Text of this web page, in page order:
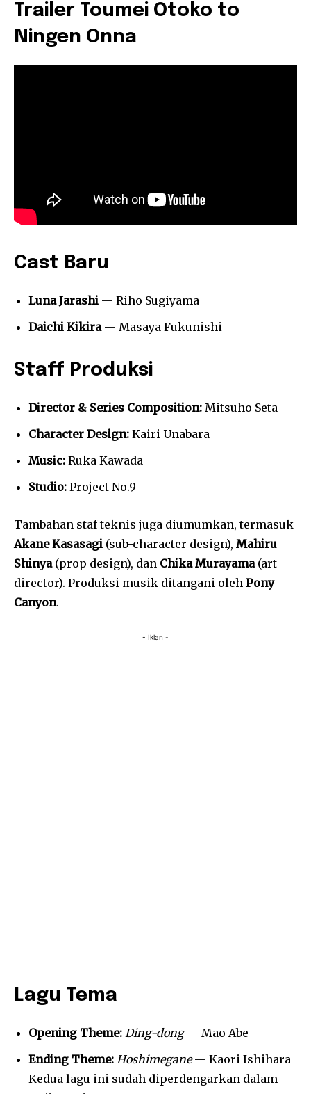
Trailer Toumei Otoko to
Ningen Onna
Cast Baru
Luna Jarashi — Riho Sugiyama
Daichi Kikira— Masaya Fukunishi
Staff Produksi
Director & Series Composition: Mitsuho Seta
Character Design: Kairi Unabara
Music: Ruka Kawada
Studio: Project No.9
Tambahan staf teknis juga diumumkan, termasuk
Akane Kasasagi (sub-character design), Mahiru
Shinya(prop design), dan Chika Murayama(art
director). Produksi musik ditangani oleh Pony
Canyon.
- Iklan -
Lagu Tema
Opening Theme: Ding-dong— Mao Abe
Ending Theme: Hoshimegane— Kaori Ishihara
Kedua lagu ini sudah diperdengarkan dalam